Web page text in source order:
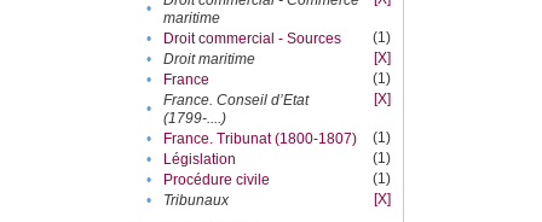
•
maritime
• Droit commercial - Sources
(1)
•
Droit maritime
[X]
•
France
(1)
•
France. Conseil d’Etat
(1799-....)
[X]
• France. Tribunat (1800-1807)
(1)
•
Législation
(1)
•
Procédure civile
(1)
•
Tribunaux
[X]